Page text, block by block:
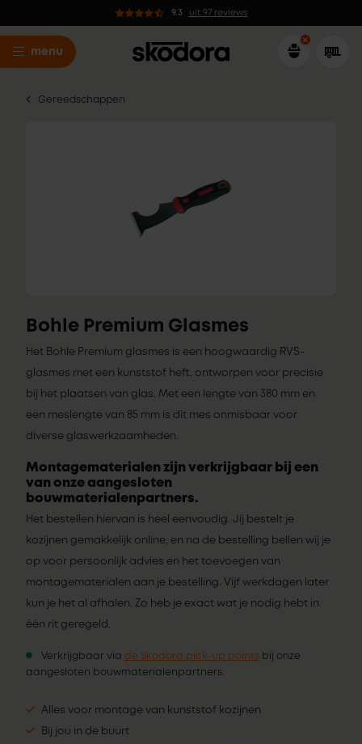
9.3 uit 97 reviews
menu
Gereedschappen
Bohle Premium Glasmes
Het Bohle Premium glasmes is een hoogwaardig RVS-
glasmes met een kunststof heft, ontworpen voor precisie
bij het plaatsen van glas. Met een lengte van 380 mm en
een meslengte van 85 mm is dit mes onmisbaar voor
diverse glaswerkzaamheden.
Montagematerialen zijn verkrijgbaar bij een
van onze aangesloten
bouwmaterialenpartners.
Het bestellen hiervan is heel eenvoudig. Jij bestelt je
kozijnen gemakkelijk online, en na de bestelling bellen wij je
op voor persoonlijk advies en het toevoegen van
montagematerialen aan je bestelling. Vijf werkdagen later
kun je het al afhalen. Zo heb je exact wat je nodig hebt in
één rit geregeld.
Verkrijgbaar via de Skodora pick-up points bij onze
aangesloten bouwmaterialenpartners.
Alles voor montage van kunststof kozijnen
Bij jou in de buurt